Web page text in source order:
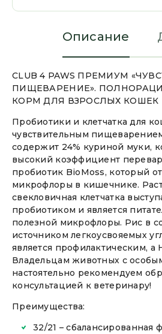
Описание
CLUB 4 PAWS ПРЕМИУМ
ПИЩЕВАРЕНИЕ».
КОРМ ДЛЯ ВЗРОСЛЫХ КОШЕК
Пробиотики и клетчатка для
чувствительным
содержит 24% куриной муки,
высокий коэффициент
пробиотик BioMoss, который
микрофлоры в кишечнике.
свекловичная клетчатка
пробиотиком и является
полезной микрофлоры. Рис в
источником легкоусвояемых
является профилактическим, а
Владельцам животных с
настоятельно рекомендуем
консультацией к ветеринару!
Преимущества:
32/21 – сбалансированная